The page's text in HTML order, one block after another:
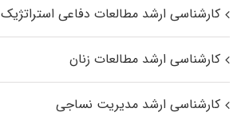
کارشناسی ارشد مطالعات دفاعی استراتژیک
کارشناسی ارشد مطالعات زنان
کارشناسی ارشد مدیریت نساجی